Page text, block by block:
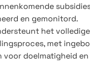
en gemonitord.
het
met
voor doelmatigheid en